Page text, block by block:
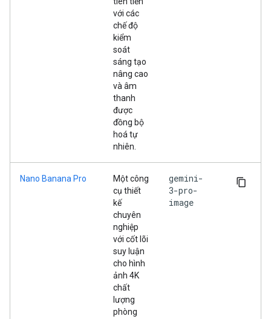
với các
chế độ
kiểm
soát
sáng tạo
nâng cao
và âm
thanh
được
đồng bộ
hoá tự
nhiên.
Nano Banana Pro
Một công
cụ thiết
kế
chuyên
nghiệp
với cốt lõi
suy luận
cho hình
ảnh 4K
chất
lượng
phòng
gemini-
3-pro-
image